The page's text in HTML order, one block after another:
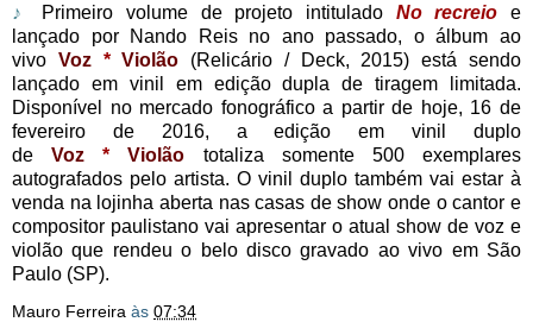
♪ Primeiro volume de projeto intitulado No recreio e
lançado por Nando Reis no ano passado, o álbum ao
vivo Voz *Violão (Relicário / Deck, 2015) está sendo
lançado em vinil em edição dupla de tiragem limitada.
Disponível no mercado fonográfico a partir de hoje, 16 de
fevereiro de 2016, a edição em vinil duplo
deVoz* Violão totaliza somente 500 exemplares
autografados pelo artista. O vinil duplo também vai estar à
venda na lojinha aberta nas casas de show onde o cantor e
compositor paulistano vai apresentar o atual show de voz e
violão que rendeu o belo disco gravado ao vivo em São
Paulo (SP).
Mauro Ferreira às 07:34